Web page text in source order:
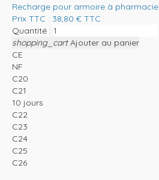
Recharge pour armoire à pharmacie
Prix TTC : 38,80 € TTC
Quantité :
shopping_cart Ajouter au panier
CE
NF
C20
C21
10 jours
C22
C23
C24
C25
C26